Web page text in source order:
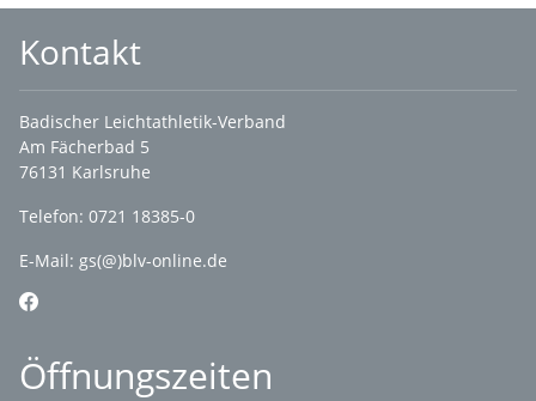
Kontakt
Badischer Leichtathletik-Verband
Am Fächerbad 5
76131 Karlsruhe
Telefon: 0721 18385-0
E-Mail: gs(@)blv-online.de
Öffnungszeiten